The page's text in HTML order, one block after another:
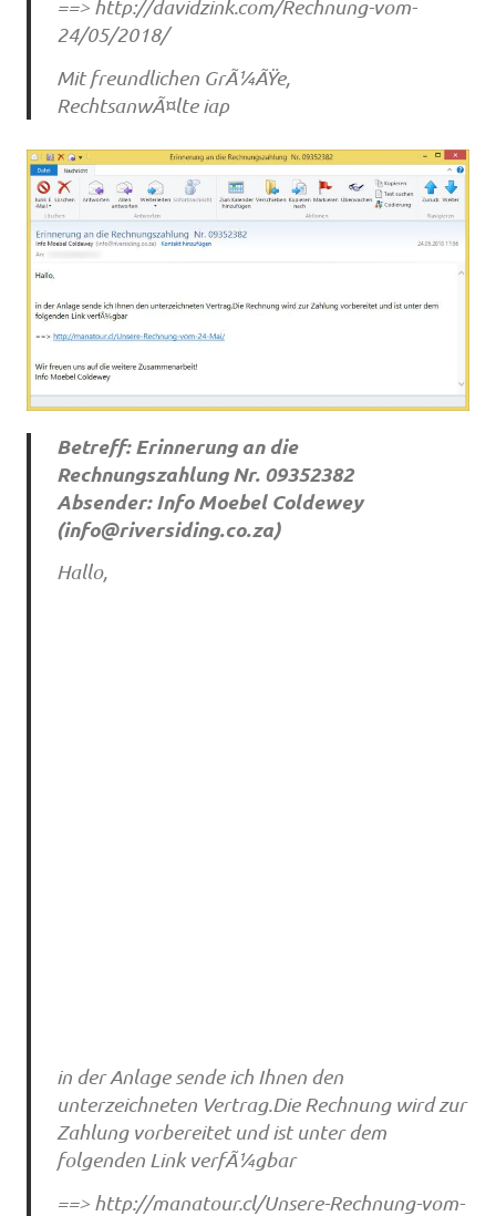
==> http://davidzink.com/Rechnung-vom-
24/05/2018/
Mit freundlichen GrÃ¼ÃŸe,
RechtsanwÃ¤lte iap
Betreff: Erinnerung an die
Rechnungszahlung Nr. 09352382
Absender: Info Moebel Coldewey
(info@riversiding.co.za)
Hallo,
in der Anlage sende ich Ihnen den
unterzeichneten Vertrag.Die Rechnung wird zur
Zahlung vorbereitet und ist unter dem
folgenden Link verfÃ¼gbar
==> http://manatour.cl/Unsere-Rechnung-vom-